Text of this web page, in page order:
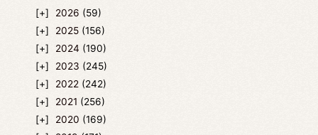
2026 (59)
2025 (156)
2024 (190)
2023 (245)
2022 (242)
2021 (256)
2020 (169)